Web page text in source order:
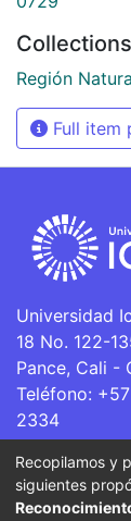
Collections
Región
Full item
Universidad
18 No. 122-
Pance, Cali -
Teléfono:
2334
La
Recopilamos y
siguientes